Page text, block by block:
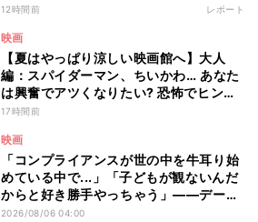
12時間前 レポート
映画
【夏はやっぱり涼しい映画館へ】大人
編：スパイダーマン、ちいかわ… あなた
は興奮でアツくなりたい? 恐怖でヒンヤ
リしたい? - 編集部が注目する最新映画5
17時間前
映画
「コンプライアンスが世の中を牛耳り始
めている中で...」「子どもが観ないんだ
からと好き勝手やっちゃう」――デーモ
ン閣下が語る映画『レディ・オア・ノッ
2026/08/06 04:00